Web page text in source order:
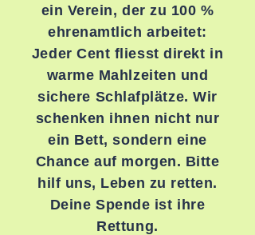
ein Verein, der zu 100 %
ehrenamtlich arbeitet:
Jeder Cent fliesst direkt in
warme Mahlzeiten und
sichere Schlafplätze. Wir
schenken ihnen nicht nur
ein Bett, sondern eine
Chance auf morgen. Bitte
hilf uns, Leben zu retten.
Deine Spende ist ihre
Rettung.